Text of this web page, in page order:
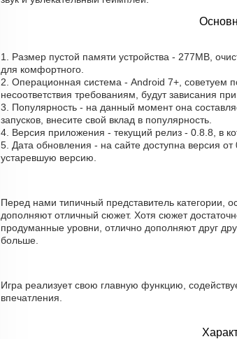
1. Размер пустой памяти устройства - 277MB,
для комфортного.
2. Операционная система - Android 7+, советуем
несоответствия требованиям, будут зависания при
3. Популярность - на данный момент она
запусков, внесите свой вклад в популярность.
4. Версия приложения - текущий релиз - 0.8.8, в
5. Дата обновления - на сайте доступна версия
устаревшую версию.
Перед нами типичный представитель категории,
дополняют отличный сюжет. Хотя сюжет
продуманные уровни, отлично дополняют друг
больше.
Игра реализует свою главную функцию,
впечатления.